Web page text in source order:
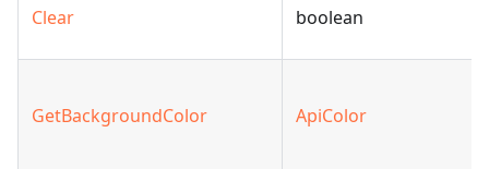
Clear boolean
GetBackgroundColor ApiColor